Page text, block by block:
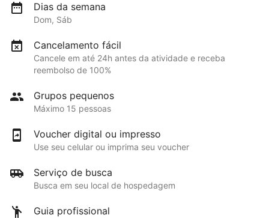
Dias da semana
Dom, Sáb
Cancelamento fácil
Cancele em até 24h antes da atividade e receba
reembolso de 100%
Grupos pequenos
Máximo 15 pessoas
Voucher digital ou impresso
Use seu celular ou imprima seu voucher
Serviço de busca
Busca em seu local de hospedagem
Guia profissional